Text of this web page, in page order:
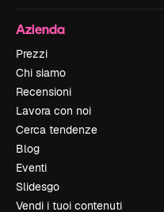
Azienda
Prezzi
Chi siamo
Recensioni
Lavora con noi
Cerca tendenze
Blog
Eventi
Slidesgo
Vendi i tuoi contenuti